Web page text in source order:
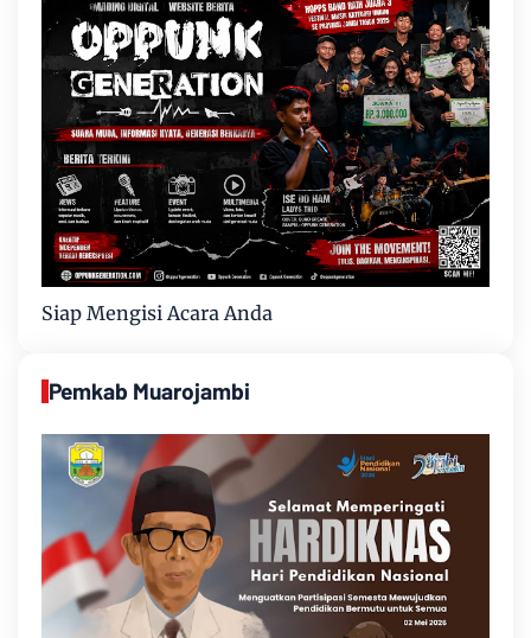
Siap Mengisi Acara Anda
Pemkab Muarojambi